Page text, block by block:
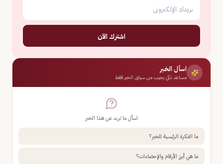
اشترك الآن
اسأل الخبر
مساعد ذكي يجيب من سياق الخبر فقط
اسأل ما تريد عن هذا الخبر
ما الفكرة الرئيسية للخبر؟
ما هي أبرز الأرقام والإحصاءات؟